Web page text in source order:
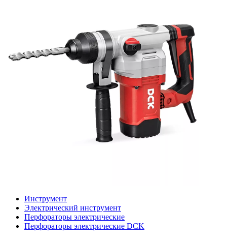
Инструмент
Электрический инструмент
Перфораторы электрические
Перфораторы электрические DCK